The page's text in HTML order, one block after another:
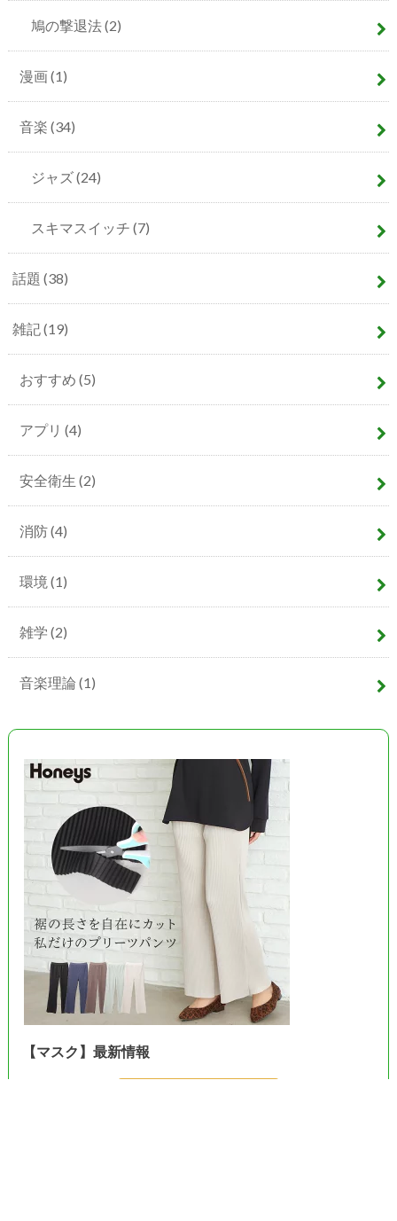
鳩の撃退法(2)
漫画(1)
音楽 (34)
ジャズ(24)
スキマスイッチ (7)
話題 (38)
雑記(19)
おすすめ (5)
アプリ (4)
安全衛生 (2)
消防(4)
環境 (1)
雑学 (2)
音楽理論 (1)
【マスク】最新情報